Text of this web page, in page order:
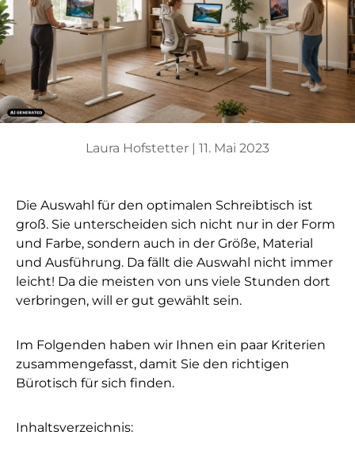
Laura Hofstetter | 11. Mai 2023
Die Auswahl für den optimalen Schreibtisch ist
groß. Sie unterscheiden sich nicht nur in der Form
und Farbe, sondern auch in der Größe, Material
und Ausführung. Da fällt die Auswahl nicht immer
leicht! Da die meisten von uns viele Stunden dort
verbringen, will er gut gewählt sein.
Im Folgenden haben wir Ihnen ein paar Kriterien
zusammengefasst, damit Sie den richtigen
Bürotisch für sich finden.
Inhaltsverzeichnis: